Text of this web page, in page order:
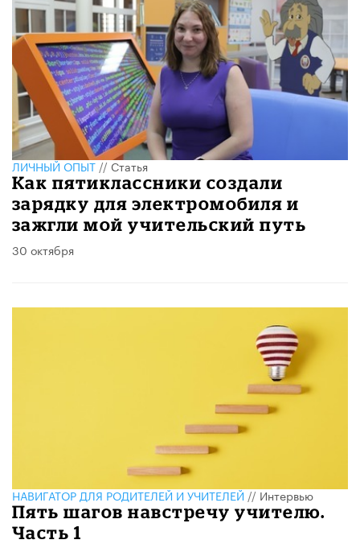
ЛИЧНЫЙ ОПЫТ//Статья
Как пятиклассники создали
зарядку для электромобиля и
зажгли мой учительский путь
30 октября
НАВИГАТОР ДЛЯ РОДИТЕЛЕЙ И УЧИТЕЛЕЙ//Интервью
Пять шагов навстречу учителю.
Часть 1